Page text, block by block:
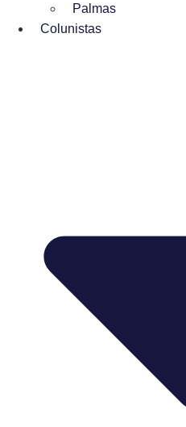
Palmas
Colunistas